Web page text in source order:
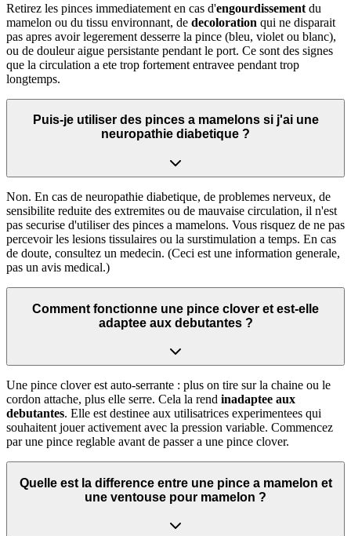
Retirez les pinces immediatement en cas d'engourdissement du
mamelon ou du tissu environnant, de decoloration qui ne disparait
pas apres avoir legerement desserre la pince (bleu, violet ou blanc),
ou de douleur aigue persistante pendant le port. Ce sont des signes
que la circulation a ete trop fortement entravee pendant trop
longtemps.
Puis-je utiliser des pinces a mamelons si j'ai une
neuropathie diabetique ?
Non. En cas de neuropathie diabetique, de problemes nerveux, de
sensibilite reduite des extremites ou de mauvaise circulation, il n'est
pas securise d'utiliser des pinces a mamelons. Vous risquez de ne pas
percevoir les lesions tissulaires ou la surstimulation a temps. En cas
de doute, consultez un medecin. (Ceci est une information generale,
pas un avis medical.)
Comment fonctionne une pince clover et est-elle
adaptee aux debutantes ?
Une pince clover est auto-serrante : plus on tire sur la chaine ou le
cordon attache, plus elle serre. Cela la rend inadaptee aux
debutantes. Elle est destinee aux utilisatrices experimentees qui
souhaitent jouer activement avec la pression variable. Commencez
par une pince reglable avant de passer a une pince clover.
Quelle est la difference entre une pince a mamelon et
une ventouse pour mamelon ?